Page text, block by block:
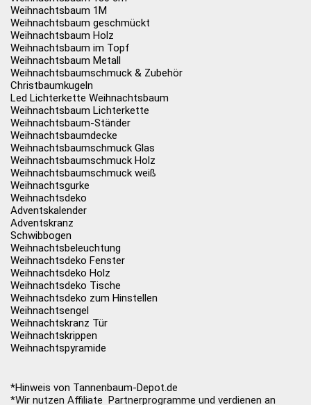
Weihnachtsbaum 1M
Weihnachtsbaum geschmückt
Weihnachtsbaum Holz
Weihnachtsbaum im Topf
Weihnachtsbaum Metall
Weihnachtsbaumschmuck & Zubehör
Christbaumkugeln
Led Lichterkette Weihnachtsbaum
Weihnachtsbaum Lichterkette
Weihnachtsbaum-Ständer
Weihnachtsbaumdecke
Weihnachtsbaumschmuck Glas
Weihnachtsbaumschmuck Holz
Weihnachtsbaumschmuck weiß
Weihnachtsgurke
Weihnachtsdeko
Adventskalender
Adventskranz
Schwibbogen
Weihnachtsbeleuchtung
Weihnachtsdeko Fenster
Weihnachtsdeko Holz
Weihnachtsdeko Tische
Weihnachtsdeko zum Hinstellen
Weihnachtsengel
Weihnachtskranz Tür
Weihnachtskrippen
Weihnachtspyramide
*Hinweis von Tannenbaum-Depot.de
*Wir nutzen Affiliate Partnerprogramme und verdienen an